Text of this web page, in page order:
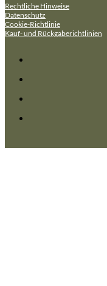
Rechtliche Hinweise
Datenschutz
Cookie-Richtlinie
Kauf- und Rückgaberichtlinien